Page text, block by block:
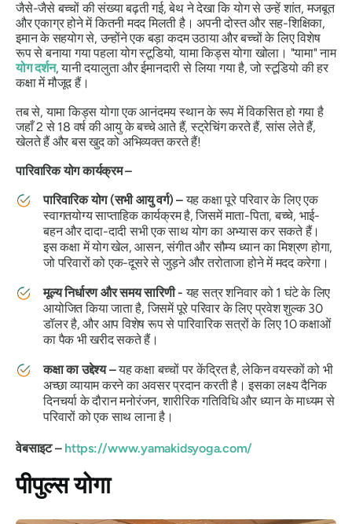
जैसे-जैसे बच्चों की संख्या बढ़ती गई, बेथ ने देखा कि योग से उन्हें शांत, मजबूत
और एकाग्र होने में कितनी मदद मिलती है। अपनी दोस्त और सह-शिक्षिका,
इमान के सहयोग से, उन्होंने एक बड़ा कदम उठाया और बच्चों के लिए विशेष
रूप से बनाया गया पहला योग स्टूडियो, यामा किड्स योगा खोला। "यामा" नाम
योग दर्शन, यानी दयालुता और ईमानदारी से लिया गया है, जो स्टूडियो की हर
कक्षा में मौजूद हैं।
तब से, यामा किड्स योगा एक आनंदमय स्थान के रूप में विकसित हो गया है
जहाँ 2 से 18 वर्ष की आयु के बच्चे आते हैं, स्ट्रेचिंग करते हैं, सांस लेते हैं,
खेलते हैं और बस खुद को अभिव्यक्त करते हैं!
पारिवारिक योग कार्यक्रम –
पारिवारिक योग (सभी आयु वर्ग) –यह कक्षा पूरे परिवार के लिए एक
स्वागतयोग्य साप्ताहिक कार्यक्रम है, जिसमें माता-पिता, बच्चे, भाई-
बहन और दादा-दादी सभी एक साथ योग का अभ्यास कर सकते हैं।
इस कक्षा में योग खेल, आसन, संगीत और सौम्य ध्यान का मिश्रण होगा,
जो परिवारों को एक-दूसरे से जुड़ने और तरोताजा होने में मदद करेगा।
मूल्य निर्धारण और समय सारिणी -यह सत्र शनिवार को 1 घंटे के लिए
आयोजित किया जाता है, जिसमें पूरे परिवार के लिए प्रवेश शुल्क 30
डॉलर है, और आप विशेष रूप से पारिवारिक सत्रों के लिए 10 कक्षाओं
का पैक भी खरीद सकते हैं।
कक्षा का उद्देश्य –यह कक्षा बच्चों पर केंद्रित है, लेकिन वयस्कों को भी
अच्छा व्यायाम करने का अवसर प्रदान करती है। इसका लक्ष्य दैनिक
दिनचर्या के दौरान मनोरंजन, शारीरिक गतिविधि और ध्यान के माध्यम से
परिवारों को एक साथ लाना है।
वेबसाइट –https://www.yamakidsyoga.com/
पीपुल्स योगा